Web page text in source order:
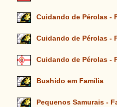
Cuidando de Pérolas -
Cuidando de Pérolas -
Cuidando de Pérolas -
Bushido em Família
Pequenos Samurais -